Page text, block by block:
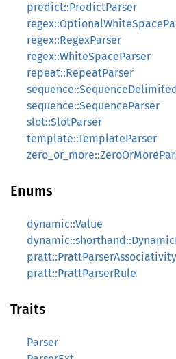
predict::PredictParser
regex::RegexParser
regex::WhiteSpaceParser
repeat::RepeatParser
sequence::SequenceParser
slot::SlotParser
template::TemplateParser
Enums
dynamic::Value
pratt::PrattParserAssociativity
pratt::PrattParserRule
Traits
Parser